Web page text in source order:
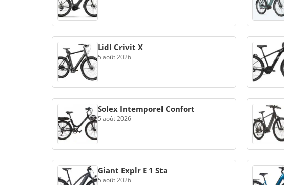
Lidl Crivit X
5 août 2026
Solex Intemporel Confort
5 août 2026
Giant Explr E 1 Sta
5 août 2026